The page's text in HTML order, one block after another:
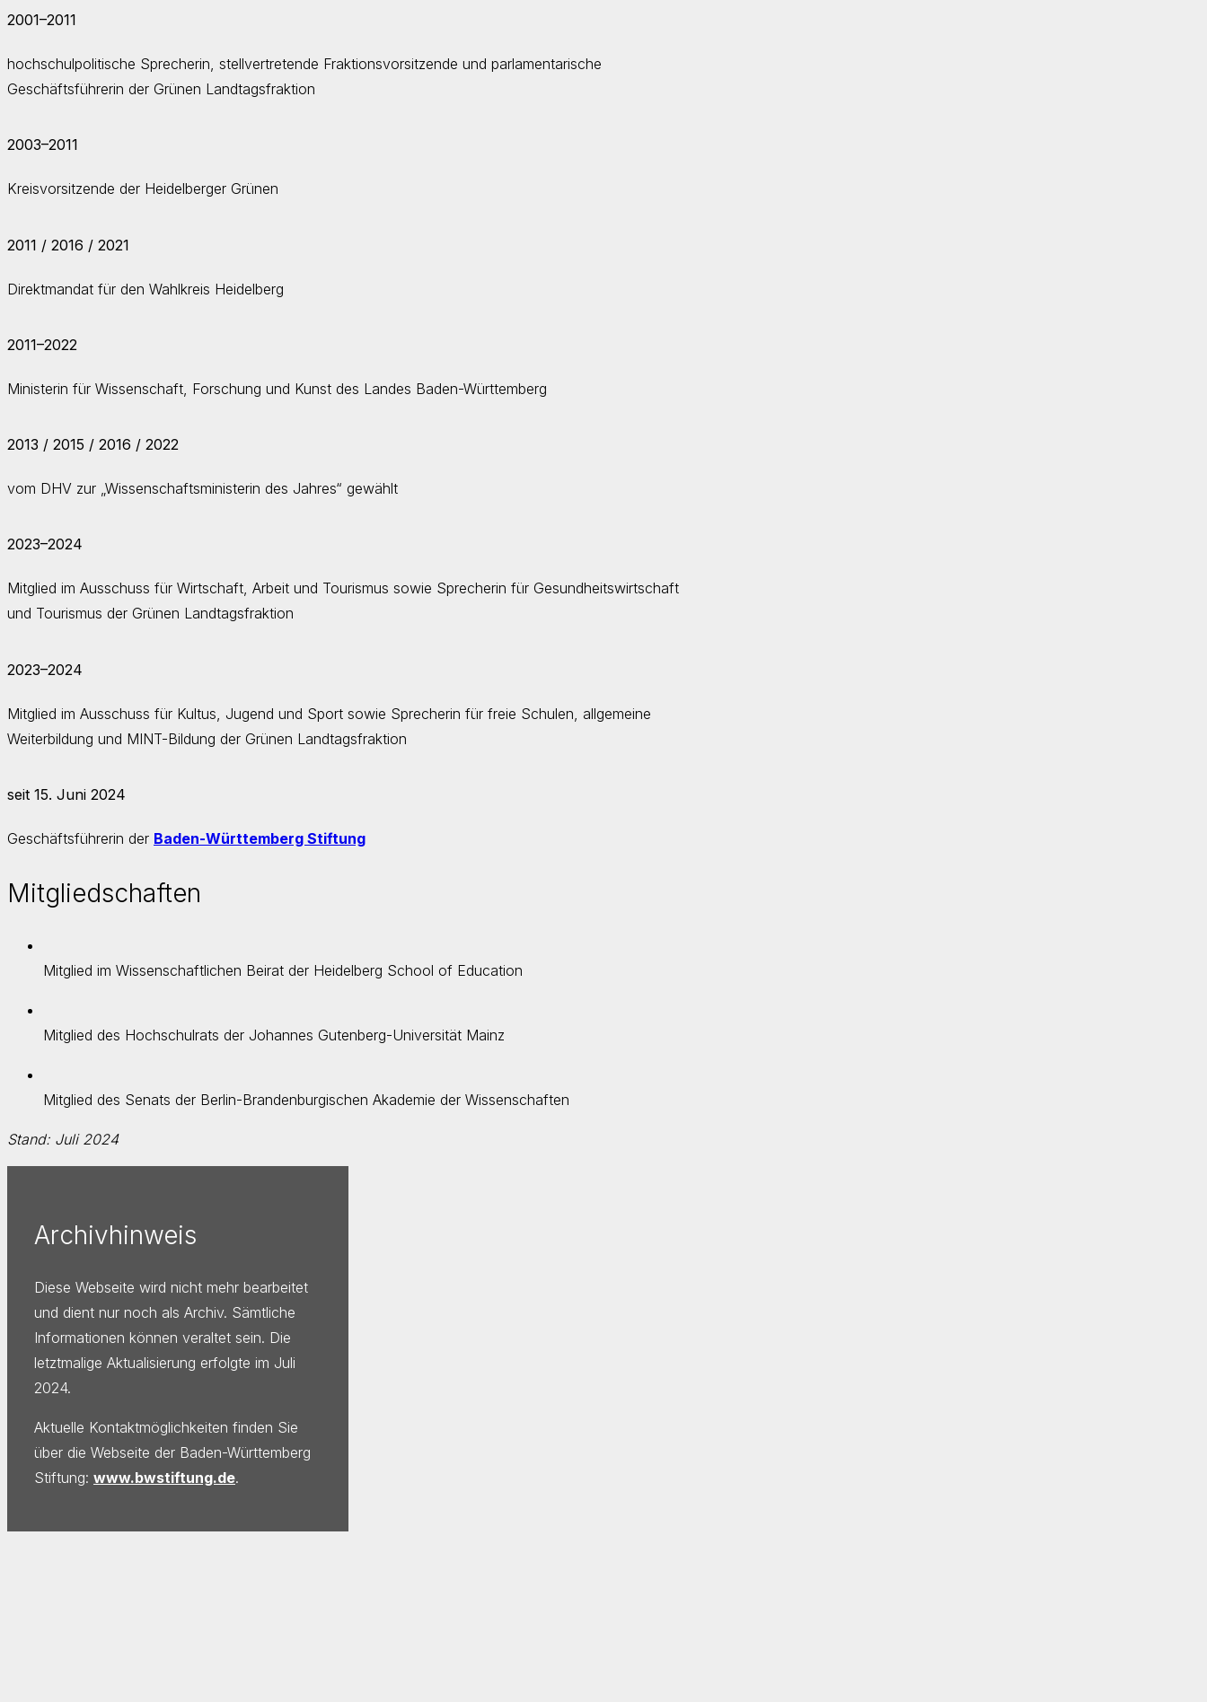
2001–2011
hochschulpolitische Sprecherin, stellvertretende Fraktionsvorsitzende und parlamentarische
Geschäftsführerin der Grünen Landtagsfraktion
2003–2011
Kreisvorsitzende der Heidelberger Grünen
2011 / 2016 / 2021
Direktmandat für den Wahlkreis Heidelberg
2011–2022
Ministerin für Wissenschaft, Forschung und Kunst des Landes Baden-Württemberg
2013 / 2015 / 2016 / 2022
vom DHV zur „Wissenschaftsministerin des Jahres“ gewählt
2023–2024
Mitglied im Ausschuss für Wirtschaft, Arbeit und Tourismus sowie Sprecherin für Gesundheitswirtschaft
und Tourismus der Grünen Landtagsfraktion
2023–2024
Mitglied im Ausschuss für Kultus, Jugend und Sport sowie Sprecherin für freie Schulen, allgemeine
Weiterbildung und MINT-Bildung der Grünen Landtags­fraktion
seit 15. Juni 2024
Geschäftsführerin der Baden-Württemberg Stiftung
Mitgliedschaften
Mitglied im Wissenschaftlichen Beirat der Heidelberg School of Education
Mitglied des Hochschulrats der Johannes Gutenberg-Universität Mainz
Mitglied des Senats der Berlin-Brandenburgischen Akademie der Wissenschaften
Stand: Juli 2024
Archivhinweis
Diese Webseite wird nicht mehr bearbeitet
und dient nur noch als Archiv. Sämtliche
Informationen können veraltet sein. Die
letztmalige Aktualisierung erfolgte im Juli
2024.
Aktuelle Kontaktmöglichkeiten finden Sie
über die Webseite der Baden-Württemberg
Stiftung: www.bwstiftung.de.